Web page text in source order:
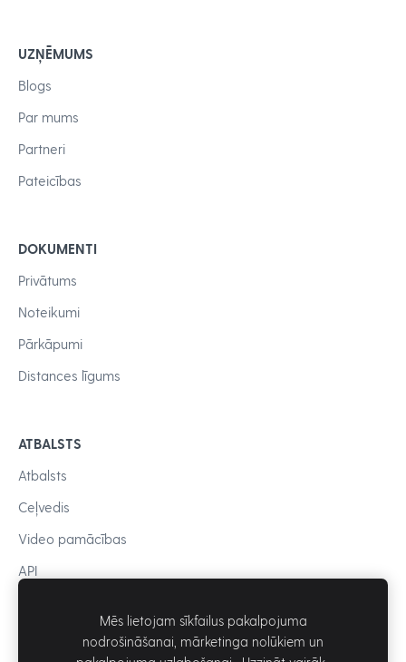
UZŅĒMUMS
Blogs
Par mums
Partneri
Pateicības
DOKUMENTI
Privātums
Noteikumi
Pārkāpumi
Distances līgums
ATBALSTS
Atbalsts
Ceļvedis
Video pamācības
API
Mēs lietojam sīkfailus pakalpojuma
nodrošināšanai, mārketinga nolūkiem un